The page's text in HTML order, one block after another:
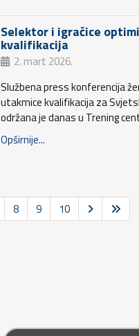
Selektor i igračice
kvalifikacija
2. mart 2026.
Službena press konferencija
utakmice kvalifikacija za
održana je danas u Trening
Opširnije...
8 9 10